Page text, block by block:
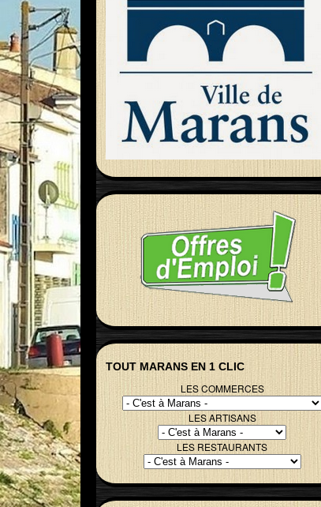
TOUT MARANS EN 1 CLIC
LES COMMERCES
LES ARTISANS
LES RESTAURANTS